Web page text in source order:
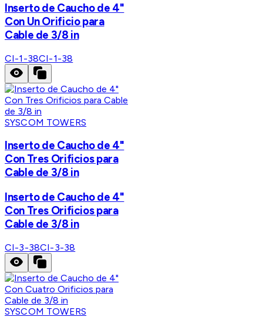
Inserto de Caucho de 4"
Con Un Orificio para
Cable de 3/8 in
CI-1-38CI-1-38
SYSCOM TOWERS
Inserto de Caucho de 4"
Con Tres Orificios para
Cable de 3/8 in
Inserto de Caucho de 4"
Con Tres Orificios para
Cable de 3/8 in
CI-3-38CI-3-38
SYSCOM TOWERS